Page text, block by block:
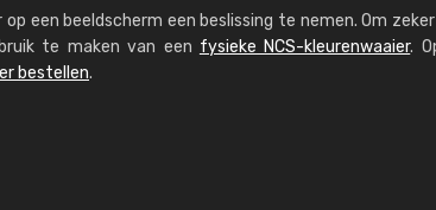
een beeldscherm een beslissing te nemen. Om
te maken van een fysieke NCS-kleurenwaaier.
bestellen.